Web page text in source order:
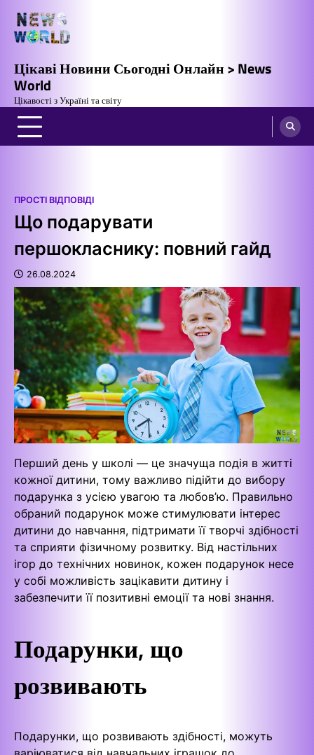
вмісту
Цікаві Новини Сьогодні Онлайн > News
World
Цікавості з Україні та світу
ПРОСТІ ВІДПОВІДІ
Що подарувати
першокласнику: повний гайд
26.08.2024
Перший день у школі — це значуща подія в житті
кожної дитини, тому важливо підійти до вибору
подарунка з усією увагою та любов’ю. Правильно
обраний подарунок може стимулювати інтерес
дитини до навчання, підтримати її творчі здібності
та сприяти фізичному розвитку. Від настільних
ігор до технічних новинок, кожен подарунок несе
у собі можливість зацікавити дитину і
забезпечити її позитивні емоції та нові знання.
Подарунки, що
розвивають
Подарунки, що розвивають здібності, можуть